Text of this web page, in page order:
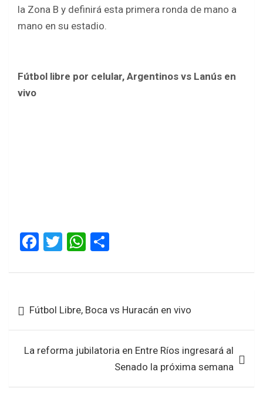
la Zona B y definirá esta primera ronda de mano a
mano en su estadio.
Fútbol libre por celular, Argentinos vs Lanús en
vivo
F
ce
o
o
k
T
tt
W
at
A
p
p
ar
de
entradas
Fútbol Libre, Boca vs Huracán en vivo
La reforma jubilatoria en Entre Ríos ingresará al
Senado la próxima semana